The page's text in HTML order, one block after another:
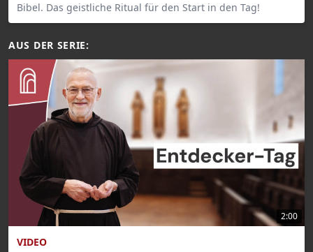
Bibel. Das geistliche Ritual für den Start in den Tag!
AUS DER SERIE:
2:00
VIDEO